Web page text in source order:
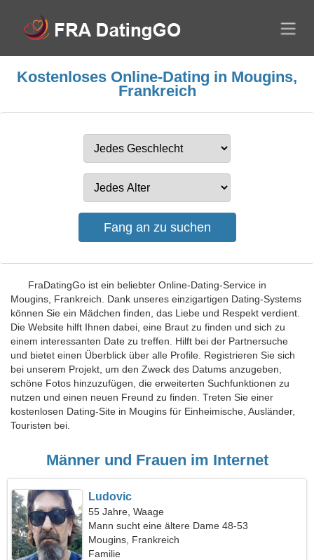
Kostenloses Online-Dating in Mougins,
Frankreich
FraDatingGo ist ein beliebter Online-Dating-Service in
Mougins, Frankreich. Dank unseres einzigartigen Dating-Systems
können Sie ein Mädchen finden, das Liebe und Respekt verdient.
Die Website hilft Ihnen dabei, eine Braut zu finden und sich zu
einem interessanten Date zu treffen. Hilft bei der Partnersuche
und bietet einen Überblick über alle Profile. Registrieren Sie sich
bei unserem Projekt, um den Zweck des Datums anzugeben,
schöne Fotos hinzuzufügen, die erweiterten Suchfunktionen zu
nutzen und einen neuen Freund zu finden. Treten Sie einer
kostenlosen Dating-Site in Mougins für Einheimische, Ausländer,
Touristen bei.
Männer und Frauen im Internet
Ludovic
55 Jahre, Waage
Mann sucht eine ältere Dame 48-53
Mougins, Frankreich
Familie